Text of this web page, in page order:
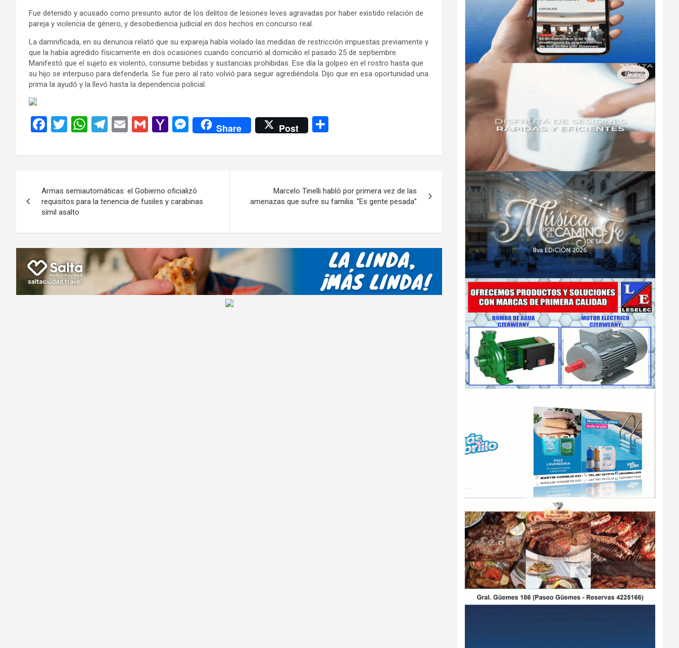
Fue detenido y acusado como presunto autor de los delitos de lesiones leves agravadas por haber existido relación de
pareja y violencia de género, y desobediencia judicial en dos hechos en concurso real.
La damnificada, en su denuncia relató que su expareja había violado las medidas de restricción impuestas previamente y
que la había agredido físicamente en dos ocasiones cuando concurrió al domicilio el pasado 25 de septiembre.
Manifestó que el sujeto es violento, consume bebidas y sustancias prohibidas. Ese día la golpeo en el rostro hasta que
su hijo se interpuso para defenderla. Se fue pero al rato volvió para seguir agrediéndola. Dijo que en esa oportunidad una
prima la ayudó y la llevó hasta la dependencia policial.
F
ce
o
o
k
T
tt
W
at
A
p
T
e
a
m
E
ail
G
ail
Y
h
o
M
M
se
g
er
Share Post
m
ar
tir
de
Armas semiautomáticas: el Gobierno oficializó
requisitos para la tenencia de fusiles y carabinas
símil asalto
Marcelo Tinelli habló por primera vez de las
amenazas que sufre su familia: “Es gente pesada”